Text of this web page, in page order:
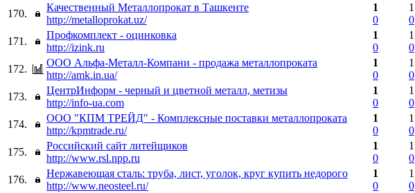
170.
Качественный Металлопрокат в Ташкенте
http://metalloprokat.uz/
1
0
1
0
171.
Профкомплект - оцинковка
http://izink.ru
1
0
1
0
172.
ООО Альфа-Металл-Компани - продажа металлопроката
http://amk.in.ua/
1
0
1
0
173.
ЦентрИнформ - черный и цветной металл, метизы
http://info-ua.com
1
0
1
0
174.
ООО "КПМ ТРЕЙД" - Комплексные поставки металлопроката
http://kpmtrade.ru/
1
0
1
0
175.
Российский сайт литейщиков
http://www.rsl.npp.ru
1
0
1
0
176.
Нержавеющая сталь: труба, лист, уголок, круг купить недорого
http://www.neosteel.ru/
1
0
1
0